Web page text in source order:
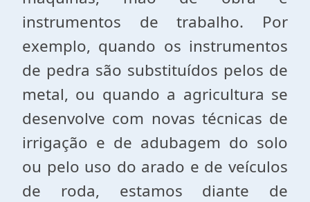
instrumentos de trabalho. Por
exemplo, quando os instrumentos
de pedra são substituídos pelos de
metal, ou quando a agricultura se
desenvolve com novas técnicas de
irrigação e de adubagem do solo
ou pelo uso do arado e de veículos
de roda, estamos diante de